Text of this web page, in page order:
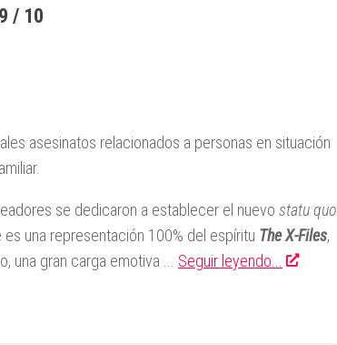
9 / 10
asesinatos relacionados a personas en situación
se dedicaron a establecer el nuevo statu quo
una representación 100% del espíritu The X-Files,
una gran carga emotiva ... Seguir leyendo...